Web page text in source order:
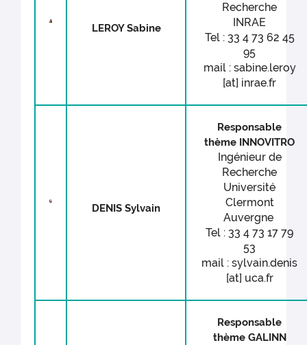
LEROY Sabine
Recherche
INRAE
Tel : 33 4 73 62 45
95
mail : sabine.leroy
[at] inrae.fr
DENIS Sylvain
Responsable
thème INNOVITRO
Ingénieur de
Recherche
Université
Clermont
Auvergne
Tel : 33 4 73 17 79
53
mail : sylvain.denis
[at] uca.fr
Responsable
thème GALINN